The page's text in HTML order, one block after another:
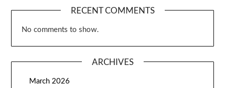
RECENT COMMENTS
No comments to show.
ARCHIVES
March 2026